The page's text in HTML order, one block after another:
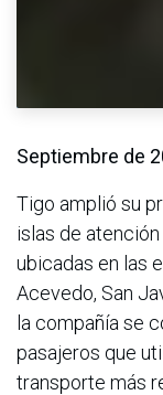
Septiembre de
Tigo amplió su
islas de
ubicadas en las
Acevedo, San
la compañía se
pasajeros que
transporte más